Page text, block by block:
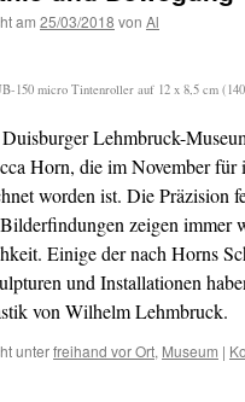
am 25/03/2018 von Al
150 micro Tintenroller auf 12 x 8,5 cm
Lehmbruck-
Horn, die im November
worden ist. Die Präzision
zeigen immer
Einige der nach Horns
und Installationen
von Wilhelm Lehmbruck.
unterfreihand vor Ort, Museum |